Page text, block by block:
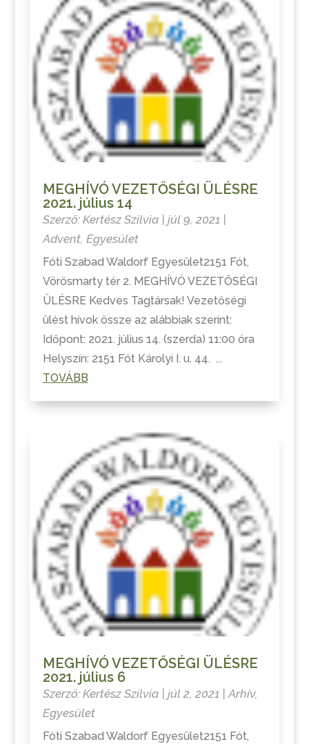
MEGHÍVÓ VEZETŐSÉGI ÜLÉSRE
2021. július 14
Szerző: Kertész Szilvia| júl 9, 2021
Advent, Egyesület
Fóti Szabad Waldorf Egyesület2151 Fót,
Vörösmarty tér 2. MEGHÍVÓ VEZETŐSÉGI
ÜLÉSRE Kedves Tagtársak! Vezetőségi
ülést hívok össze az alábbiak szerint:
Időpont: 2021. július 14. (szerda) 11:00 óra
Helyszín: 2151 Fót Károlyi I. u. 44. ...
TOVÁBB
MEGHÍVÓ VEZETŐSÉGI ÜLÉSRE
2021. július 6
Szerző: Kertész Szilvia| júl 2, 2021 |Arhív,
Egyesület
Fóti Szabad Waldorf Egyesület2151 Fót,